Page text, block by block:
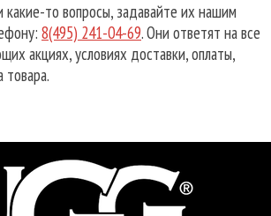
какие-то вопросы, задавайте их нашим
8(495) 241-04-69. Они ответят на все
акциях, условиях доставки, оплаты,
товара.